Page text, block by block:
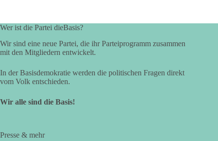
Wer ist die Partei dieBasis?
Wir sind eine neue Partei, die ihr Parteiprogramm zusammen
mit den Mitgliedern entwickelt.
In der Basisdemokratie werden die politischen Fragen direkt
vom Volk entschieden.
Wir alle sind die Basis!
Presse & mehr